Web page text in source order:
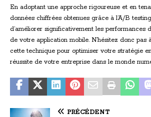
En adoptant une approche rigoureuse et en
données chiffrées obtenues grâce à l’A/B
d’améliorer significativement les performances
de votre application mobile. N’hésitez donc
cette technique pour optimiser votre stratégie
réussite de votre entreprise dans le monde
PRÉCÉDENT